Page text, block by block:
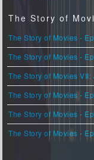
The Story of
The Story of Movies -
The Story of Movies -
The Story of Movies
The Story of Movies -
The Story of Movies -
The Story of Movies -